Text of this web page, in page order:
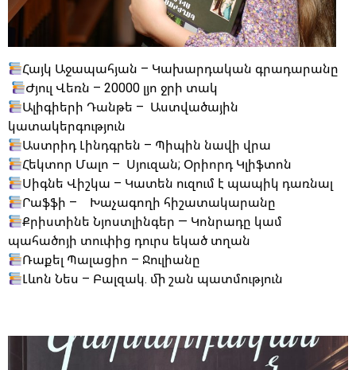
Հայկ Աջապահյան – Կախարդական գրադարանը
Ժյուլ Վեռն – 20000 լյո ջրի տակ
Ալիգիերի Դանթե – Աստվածային
կատակերգություն
Աստրիդ Լինդգրեն – Պիպին նավի վրա
Հեկտոր Մալո – Սյուզան; Օրիորդ Կլիֆտոն
Սիգնե Վիշկա – Կատեն ուզում է պապիկ դառնալ
Րաֆֆի – Խաչագողի հիշատակարանը
Քրիստինե Նյոստլինգեր — Կոնրադը կամ
պահածոյի տուփից դուրս եկած տղան
Ռաքել Պալացիո – Ջուլիանը
Լևոն Նես – Բալզակ. մի շան պատմություն